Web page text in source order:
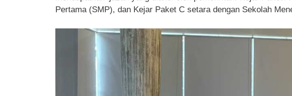
Pertama (SMP), dan Kejar Paket C setara dengan Sekolah